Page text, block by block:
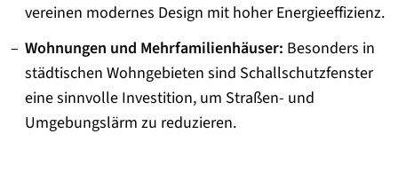
vereinen modernes Design mit hoher Energieeffizienz.
Wohnungen und Mehrfamilienhäuser: Besonders in
städtischen Wohngebieten sind Schallschutzfenster
eine sinnvolle Investition, um Straßen- und
Umgebungslärm zu reduzieren.